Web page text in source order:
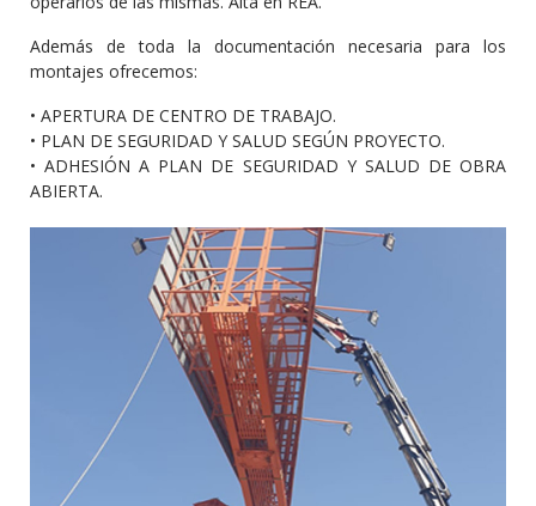
Además de toda la documentación necesaria para los
montajes ofrecemos:
• APERTURA DE CENTRO DE TRABAJO.
• PLAN DE SEGURIDAD Y SALUD SEGÚN PROYECTO.
• ADHESIÓN A PLAN DE SEGURIDAD Y SALUD DE OBRA
ABIERTA.